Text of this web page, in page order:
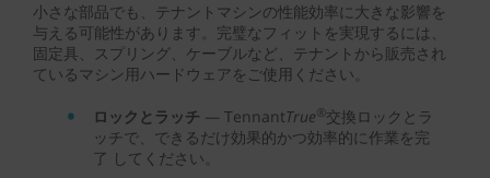
小さな部品でも、テナントマシンの性能効率に大きな影響を
与える可能性があります。完璧なフィットを実現するには、
固定具、スプリング、ケーブルなど、テナントから販売され
ているマシン用ハードウェアをご使用ください。
ロックとラッチ — TennantTrue®交換ロックとラ
ッチで、できるだけ効果的かつ効率的に作業を完
了 してください。